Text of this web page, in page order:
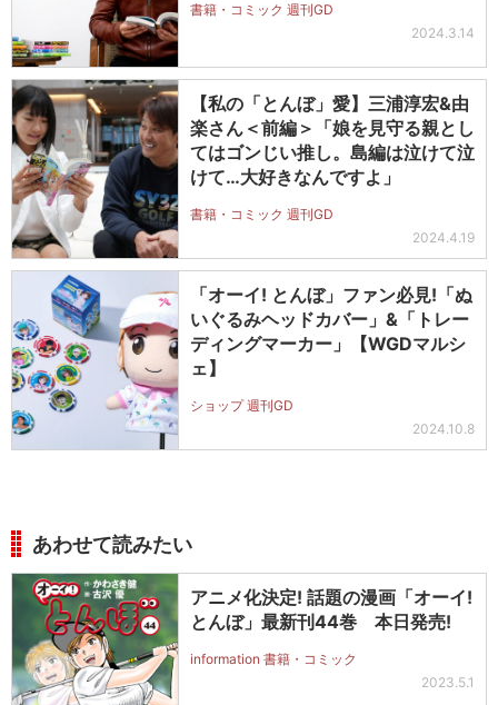
書籍・コミック 週刊GD
2024.3.14
【私の「とんぼ」愛】三浦淳宏&由
楽さん＜前編＞「娘を見守る親とし
てはゴンじい推し。島編は泣けて泣
けて…大好きなんですよ」
書籍・コミック 週刊GD
2024.4.19
「オーイ! とんぼ」ファン必見!「ぬ
いぐるみヘッドカバー」&「トレー
ディングマーカー」【WGDマルシ
ェ】
ショップ 週刊GD
2024.10.8
あわせて読みたい
アニメ化決定! 話題の漫画「オーイ!
とんぼ」最新刊44巻 本日発売!
information 書籍・コミック
2023.5.1